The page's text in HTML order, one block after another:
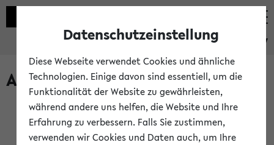
eKVV
Archivierte Studiengänge
Anglistik: British and American Studies / B.A.
(Einschreibung bis WiSe 16/17)
Datenschutzeinstellung
Diese Webseite verwendet Cookies und ähnliche
Technologien. Einige davon sind essentiell, um die
Funktionalität der Website zu gewährleisten,
während andere uns helfen, die Website und Ihre
Erfahrung zu verbessern. Falls Sie zustimmen,
verwenden wir Cookies und Daten auch, um Ihre